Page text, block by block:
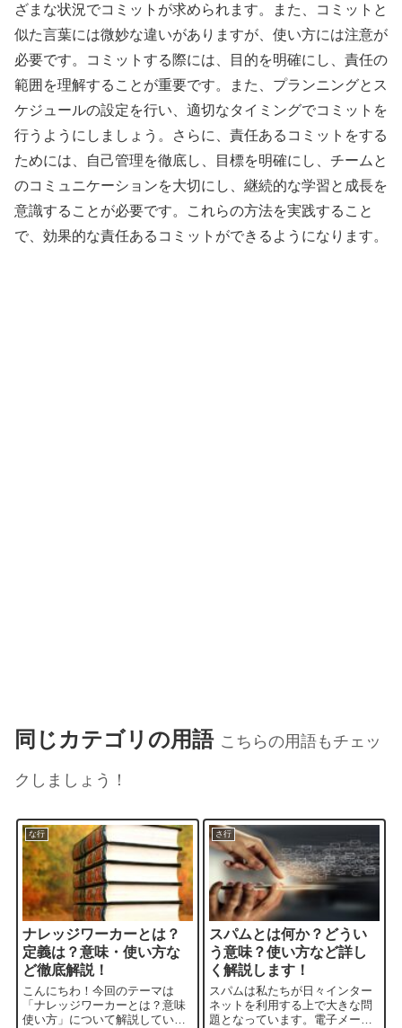
ざまな状況でコミットが求められます。また、コミットと
似た言葉には微妙な違いがありますが、使い方には注意が
必要です。コミットする際には、目的を明確にし、責任の
範囲を理解することが重要です。また、プランニングとス
ケジュールの設定を行い、適切なタイミングでコミットを
行うようにしましょう。さらに、責任あるコミットをする
ためには、自己管理を徹底し、目標を明確にし、チームと
のコミュニケーションを大切にし、継続的な学習と成長を
意識することが必要です。これらの方法を実践すること
で、効果的な責任あるコミットができるようになります。
同じカテゴリの用語 こちらの用語もチェッ
クしましょう！
な行
ナレッジワーカーとは？
定義は？意味・使い方な
ど徹底解説！
こんにちわ！今回のテーマは
「ナレッジワーカーとは？意味
使い方」について解説していき
さ行
スパムとは何か？どうい
う意味？使い方など詳し
く解説します！
スパムは私たちが日々インター
ネットを利用する上で大きな問
題となっています。電子メール